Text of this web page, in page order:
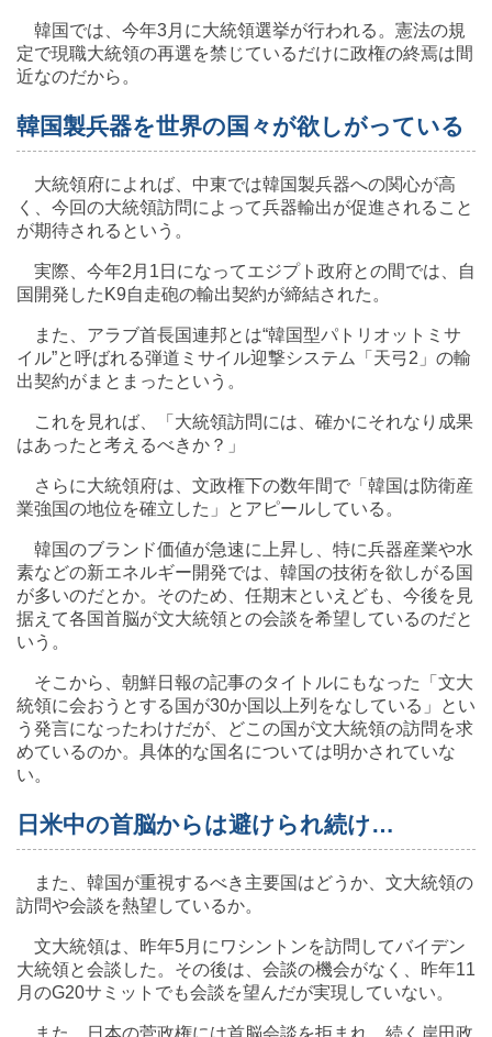
韓国では、今年3月に大統領選挙が行われる。憲法の規
定で現職大統領の再選を禁じているだけに政権の終焉は間
近なのだから。
韓国製兵器を世界の国々が欲しがっている
大統領府によれば、中東では韓国製兵器への関心が高
く、今回の大統領訪問によって兵器輸出が促進されること
が期待されるという。
実際、今年2月1日になってエジプト政府との間では、自
国開発したK9自走砲の輸出契約が締結された。
また、アラブ首長国連邦とは“韓国型パトリオットミサ
イル”と呼ばれる弾道ミサイル迎撃システム「天弓2」の輸
出契約がまとまったという。
これを見れば、「大統領訪問には、確かにそれなり成果
はあったと考えるべきか？」
さらに大統領府は、文政権下の数年間で「韓国は防衛産
業強国の地位を確立した」とアピールしている。
韓国のブランド価値が急速に上昇し、特に兵器産業や水
素などの新エネルギー開発では、韓国の技術を欲しがる国
が多いのだとか。そのため、任期末といえども、今後を見
据えて各国首脳が文大統領との会談を希望しているのだと
いう。
そこから、朝鮮日報の記事のタイトルにもなった「文大
統領に会おうとする国が30か国以上列をなしている」とい
う発言になったわけだが、どこの国が文大統領の訪問を求
めているのか。具体的な国名については明かされていな
い。
日米中の首脳からは避けられ続け…
また、韓国が重視するべき主要国はどうか、文大統領の
訪問や会談を熱望しているか。
文大統領は、昨年5月にワシントンを訪問してバイデン
大統領と会談した。その後は、会談の機会がなく、昨年11
月のG20サミットでも会談を望んだが実現していない。
また、日本の菅政権には首脳会談を拒まれ、続く岸田政